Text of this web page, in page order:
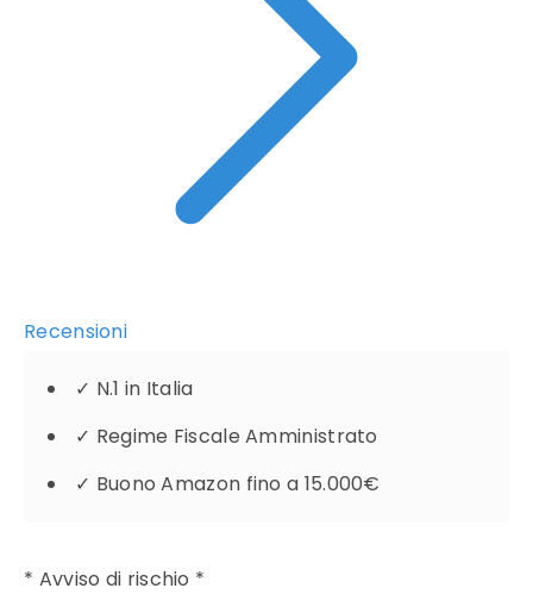
Recensioni
✓ N.1 in Italia
✓ Regime Fiscale Amministrato
✓ Buono Amazon fino a 15.000€
* Avviso di rischio *